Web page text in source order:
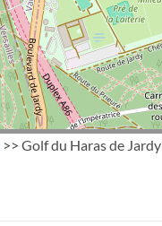
>> Golf du Haras de Jardy